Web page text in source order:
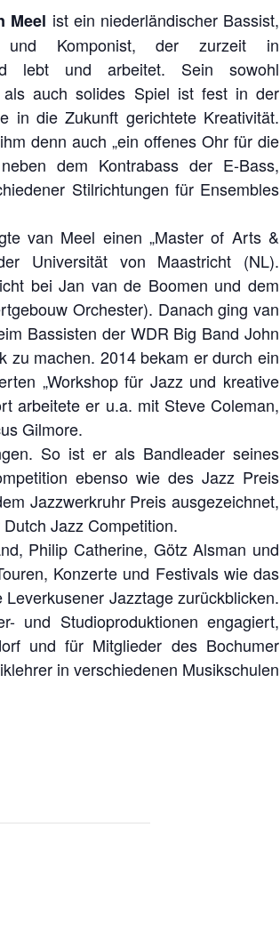
Meel ist ein niederländischer Bassist,
und Komponist, der zurzeit in
lebt und arbeitet. Sein sowohl
als auch solides Spiel ist fest in der
in die Zukunft gerichtete Kreativität.
denn auch „ein offenes Ohr für die
dem Kontrabass der E-Bass,
Stilrichtungen für Ensembles
van Meel einen „Master of Arts &
Universität von Maastricht (NL).
bei Jan van de Boomen und dem
Orchester). Danach ging van
Bassisten der WDR Big Band John
zu machen. 2014 bekam er durch ein
„Workshop für Jazz und kreative
arbeitete er u.a. mit Steve Coleman,
Gilmore.
So ist er als Bandleader seines
ebenso wie des Jazz Preis
Jazzwerkruhr Preis ausgezeichnet,
Jazz Competition.
Philip Catherine, Götz Alsman und
Konzerte und Festivals wie das
Jazztage zurückblicken.
und Studioproduktionen engagiert,
und für Mitglieder des Bochumer
in verschiedenen Musikschulen